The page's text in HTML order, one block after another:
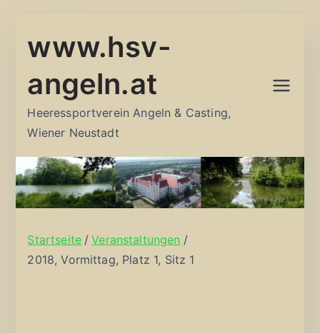
Inhalt
www.hsv-
angeln.at
Heeressportverein Angeln & Casting,
Wiener Neustadt
Startseite
Veranstaltungen
2018, Vormittag, Platz 1, Sitz 1